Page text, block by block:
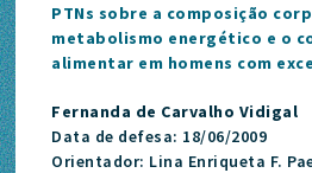
PTNs sobre a composição
metabolismo energético e o
alimentar em homens com
Fernanda de Carvalho Vidigal
Data de defesa: 18/06/2009
Orientador: Lina Enriqueta F.